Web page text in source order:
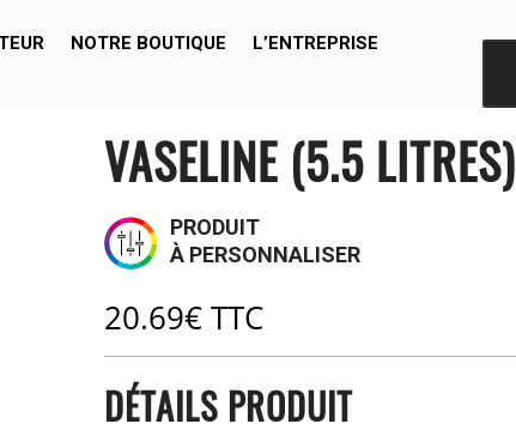
NOTRE BOUTIQUE L’ENTREPRISE
VASELINE (5.5 LITRES)
PRODUIT
À PERSONNALISER
20.69€ TTC
DÉTAILS PRODUIT